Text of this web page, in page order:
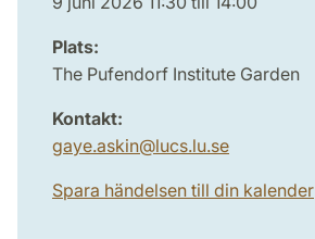
Plats:
The Pufendorf Institute Garden
Kontakt:
gaye.askin@lucs.lu.se
Spara händelsen till din kalender